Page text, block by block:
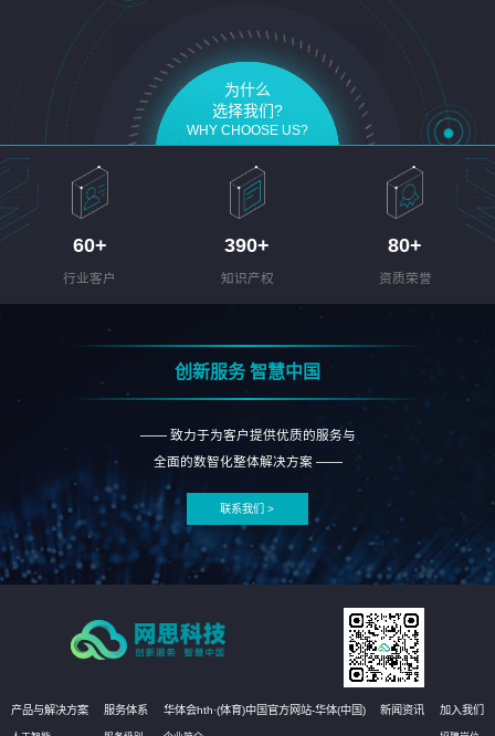
为什么
选择我们?
WHY CHOOSE US?
60+
行业客户
390+
知识产权
80+
资质荣誉
创新服务 智慧中国
—— 致力于为客户提供优质的服务与
全面的数智化整体解决方案 ——
联系我们 >
产品与解决方案 服务体系 华体会hth·(体育)中国官方网站-华体(中国) 新闻资讯 加入我们